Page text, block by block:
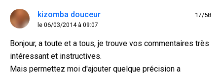
kizomba douceur
le 06/03/2014 à 09:07
17/58
Bonjour, a toute et a tous, je trouve vos commentaires très
intéressant et instructives.
Mais permettez moi d'ajouter quelque précision a